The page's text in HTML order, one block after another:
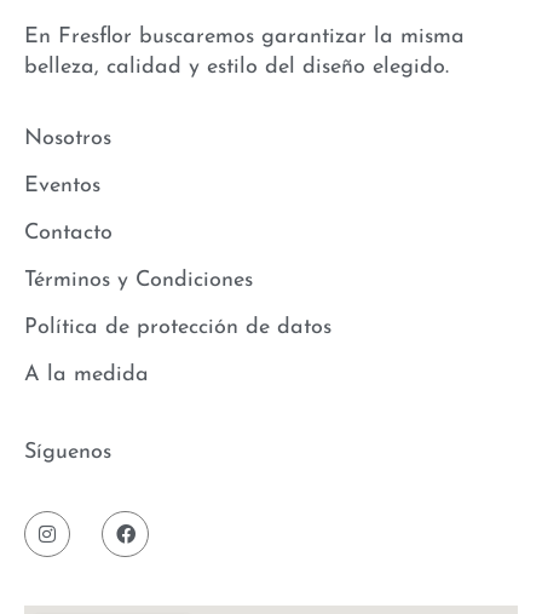
En Fresflor buscaremos garantizar la misma
belleza, calidad y estilo del diseño elegido.
Nosotros
Eventos
Contacto
Términos y Condiciones
Política de protección de datos
A la medida
Síguenos